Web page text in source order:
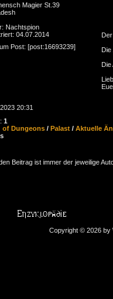
Magier St.39
Nachtspion
04.07.2014
Post: [post:16693239]
Die
Die
20:31
1
of Dungeons / Palast / Aktuelle
Beitrag ist immer der jeweilige
Copyright © 2026 by